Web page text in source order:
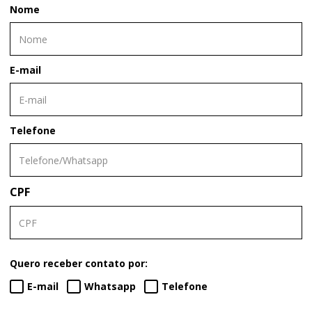
Nome
E-mail
Telefone
CPF
Quero receber contato por:
E-mail
Whatsapp Telefone